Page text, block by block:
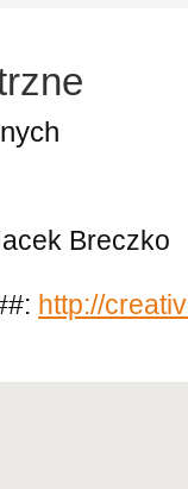
Breczko
http://